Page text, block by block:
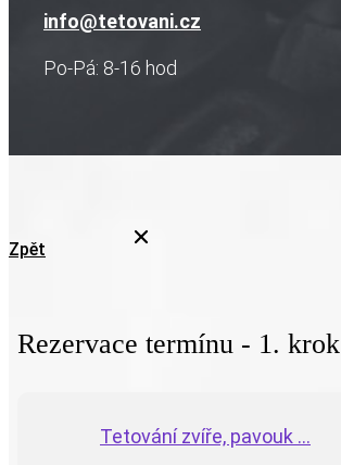
info@tetovani.cz
Po-Pá: 8-16 hod
Zpět
Rezervace termínu - 1. krok
Tetování zvíře, pavouk ...